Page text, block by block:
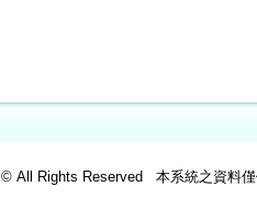
© All Rights Reserved 本系統之資料僅